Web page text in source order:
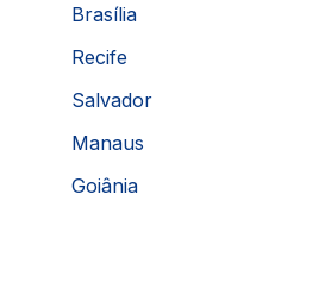
Brasília
Recife
Salvador
Manaus
Goiânia